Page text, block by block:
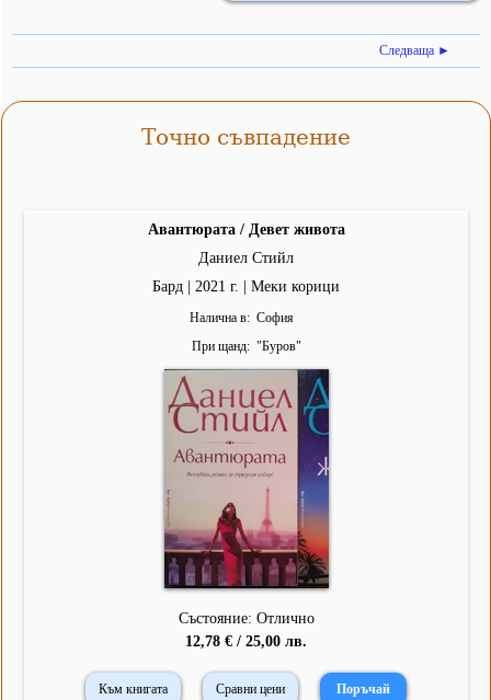
Следваща ►
Точно съвпадение
Авантюрата / Девет живота
Даниел Стийл
Бард | 2021 г. | Меки корици
Налична в
София
При щанд
"Буров"
Състояние: Отлично
12,78 € / 25,00 лв.
Към книгата Сравни цени